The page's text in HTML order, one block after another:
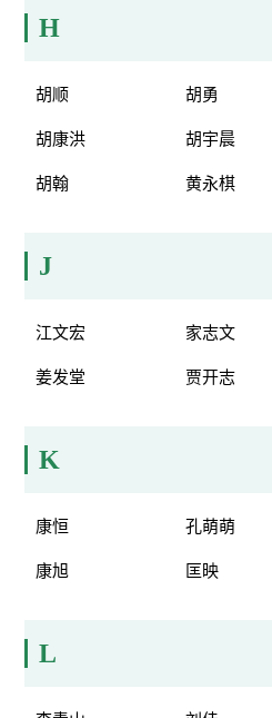
H
胡顺 胡勇
胡康洪 胡宇晨
胡翰 黄永棋
J
江文宏 家志文
姜发堂 贾开志
K
康恒 孔萌萌
康旭 匡映
L